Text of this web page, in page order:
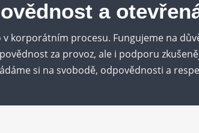
a
v korporátním procesu. Fungujeme na
za provoz, ale i podporu
si na svobodě, odpovědnosti a